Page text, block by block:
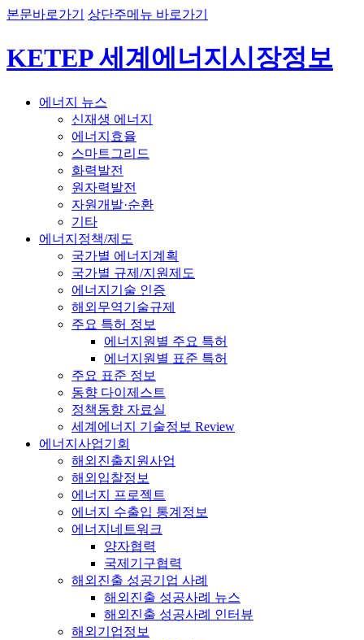
본문바로가기 상단주메뉴 바로가기
KETEP 세계에너지시장정보
에너지 뉴스
신재생 에너지
에너지효율
스마트그리드
화력발전
원자력발전
자원개발·순환
기타
에너지정책/제도
국가별 에너지계획
국가별 규제/지원제도
에너지기술 인증
해외무역기술규제
주요 특허 정보
에너지원별 주요 특허
에너지원별 표준 특허
주요 표준 정보
동향 다이제스트
정책동향 자료실
세계에너지 기술정보 Review
에너지사업기회
해외진출지원사업
해외입찰정보
에너지 프로젝트
에너지 수출입 통계정보
에너지네트워크
양자협력
국제기구협력
해외진출 성공기업 사례
해외진출 성공사례 뉴스
해외진출 성공사례 인터뷰
해외기업정보